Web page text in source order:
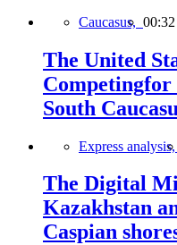
Caucasus, 00:32
The United
Competingfor
South
Express analysis,
The Digital
Kazakhstan
Caspian